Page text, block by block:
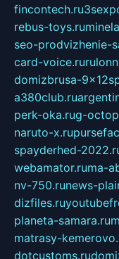
fincontech.ru
rebus-toys.ru
seo-prodvizhenie-
card-voice.ru
domizbrusa-
a380club.ru
perk-oka.rug-
naruto-x.ru
spayderhed-
webamator.ruma-
nv-750.runews-
dizfiles.ru
planeta-samara.ru
matrasy-
dotcustoms.ru